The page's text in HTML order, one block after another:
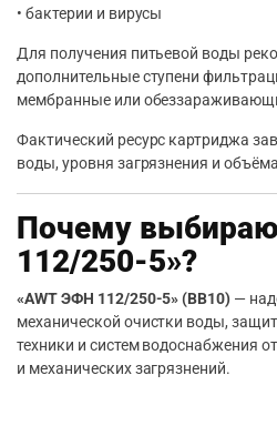
• бактерии и вирусы
Для получения питьевой воды
дополнительные ступени
мембранные или
Фактический ресурс картриджа
воды, уровня загрязнения и
Почему
112/250-5»?
«AWT ЭФН 112/250-5» (BB10) —
механической очистки воды,
техники и систем водоснабжения
и механических загрязнений.